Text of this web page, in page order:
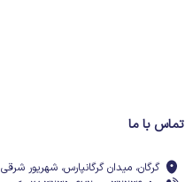
تماس با ما
گرگان، میدان گرگانپارس، شهریور شرقی